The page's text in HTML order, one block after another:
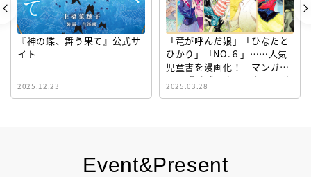
Event&Present
『神の蝶、舞う果て』公式サ
イト
2025.12.23
「竜が呼んだ娘」「ひなたと
ひかり」「NO.６」……人気
児童書を漫画化！ マンガサ
イト『ビブリオシリウス』誕
生！
2025.03.28